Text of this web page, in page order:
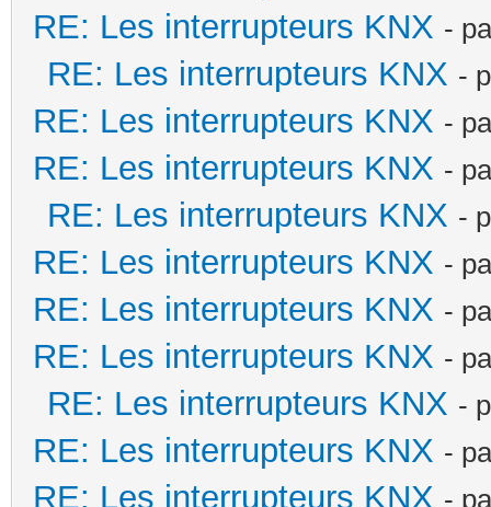
RE: Les interrupteurs KNX -
RE: Les interrupteurs KNX -
RE: Les interrupteurs KNX -
RE: Les interrupteurs KNX -
RE: Les interrupteurs KNX -
RE: Les interrupteurs KNX -
RE: Les interrupteurs KNX -
RE: Les interrupteurs KNX -
RE: Les interrupteurs KNX -
RE: Les interrupteurs KNX -
RE: Les interrupteurs KNX -